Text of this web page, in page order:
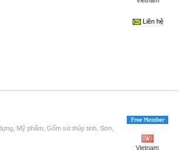
Liên hệ
Mỹ phẩm, Gốm sứ thủy tinh, Sơn,
Vietnam